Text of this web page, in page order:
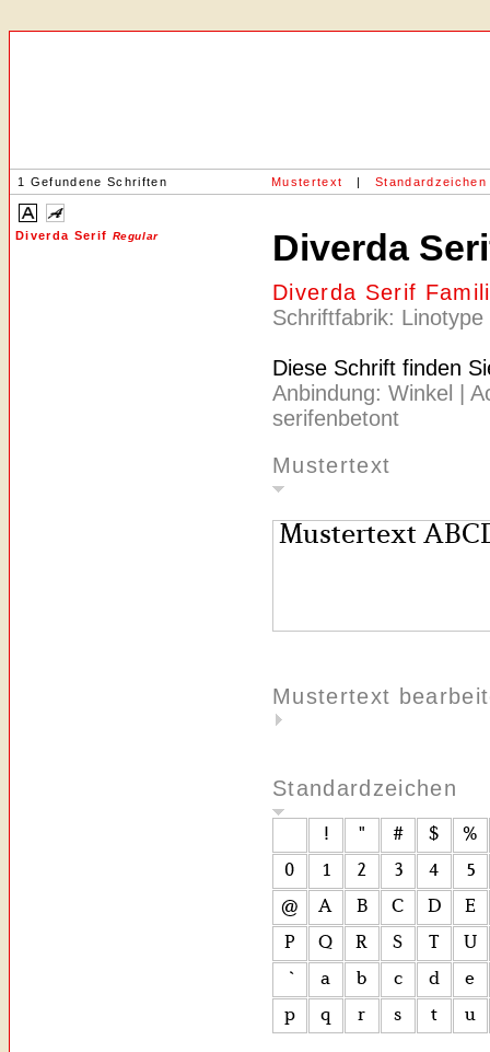
1 Gefundene Schriften Mustertext | Standardzeichen
Diverda Serif Regular Diverda
Diverda Serif
Schriftfabrik: Linotype
Diese Schrift finden
Anbindung: Winkel |
serifenbetont
Mustertext
Mustertext
Standardzeichen